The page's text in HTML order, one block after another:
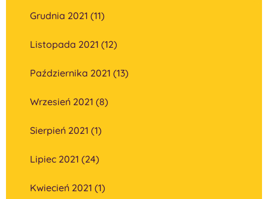
Grudnia 2021 (11)
Listopada 2021 (12)
Października 2021 (13)
Wrzesień 2021 (8)
Sierpień 2021 (1)
Lipiec 2021 (24)
Kwiecień 2021 (1)